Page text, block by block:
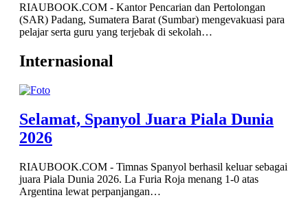
RIAUBOOK.COM - Kantor Pencarian dan Pertolongan
(SAR) Padang, Sumatera Barat (Sumbar) mengevakuasi para
pelajar serta guru yang terjebak di sekolah…
Internasional
Selamat, Spanyol Juara Piala Dunia
2026
RIAUBOOK.COM - Timnas Spanyol berhasil keluar sebagai
juara Piala Dunia 2026. La Furia Roja menang 1-0 atas
Argentina lewat perpanjangan…